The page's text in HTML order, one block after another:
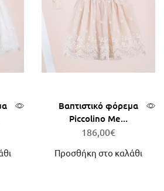
Βαπτιστικό φόρεμα
Piccolino Me...
186,00€
Προσθήκη στο καλάθι